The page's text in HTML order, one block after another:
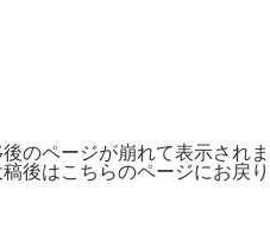
のページが崩れて表示されま
後はこちらのページにお戻り